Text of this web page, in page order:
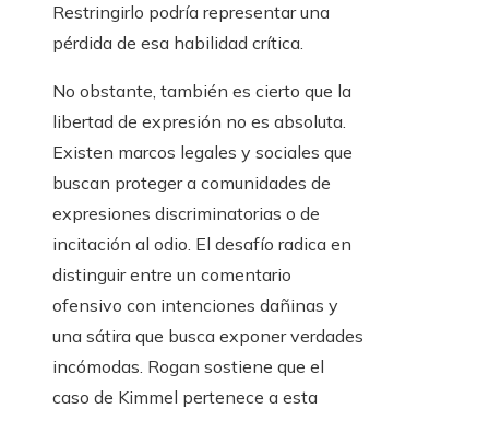
Restringirlo podría representar una
pérdida de esa habilidad crítica.
No obstante, también es cierto que la
libertad de expresión no es absoluta.
Existen marcos legales y sociales que
buscan proteger a comunidades de
expresiones discriminatorias o de
incitación al odio. El desafío radica en
distinguir entre un comentario
ofensivo con intenciones dañinas y
una sátira que busca exponer verdades
incómodas. Rogan sostiene que el
caso de Kimmel pertenece a esta